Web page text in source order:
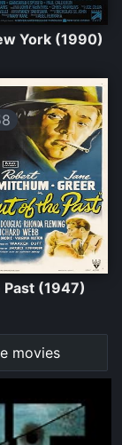
York (1990)
(1947)
movies